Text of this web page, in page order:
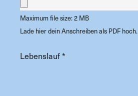
Maximum file size: 2 MB
Lade hier dein Anschreiben als PDF hoch.
Lebenslauf*